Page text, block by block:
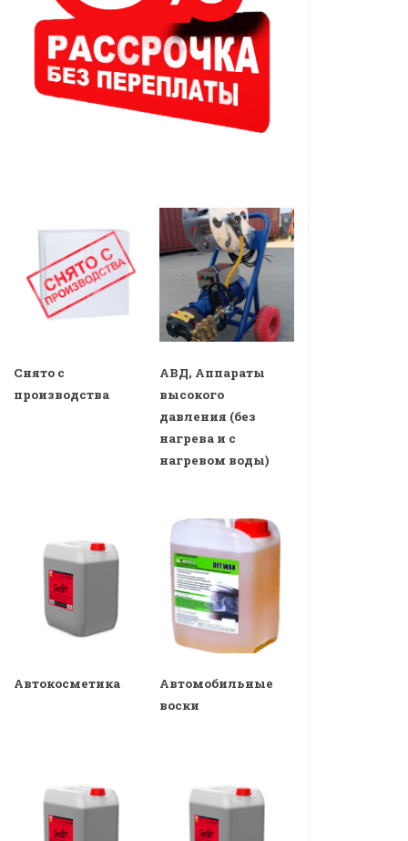
Снято с
производства
АВД, Аппараты
высокого
давления (без
нагрева и с
нагревом воды)
Автокосметика
Автомобильные
воски